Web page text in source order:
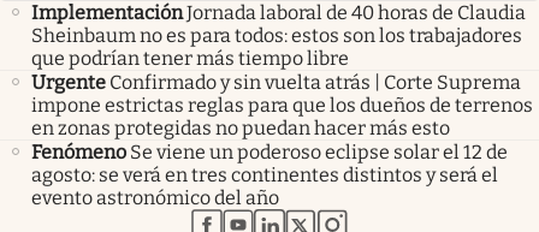
ImplementaciónJornada laboral de 40 horas de Claudia
Sheinbaum no es para todos: estos son los trabajadores
que podrían tener más tiempo libre
Urgente Confirmado y sin vuelta atrás | Corte Suprema
impone estrictas reglas para que los dueños de terrenos
en zonas protegidas no puedan hacer más esto
Fenómeno Se viene un poderoso eclipse solar el 12 de
agosto: se verá en tres continentes distintos y será el
evento astronómico del año
abre en nueva pestaña
abre en nueva pestaña
abre en nueva pestaña
abre en nueva pestaña
abre en nueva pestaña